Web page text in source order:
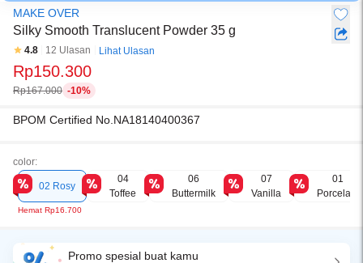
MAKE OVER
Silky Smooth Translucent Powder 35 g
4.8 12 Ulasan Lihat Ulasan
Rp150.300
Rp167.000 -10%
BPOM Certified No. NA18140400367
color:
02 Rosy
Hemat Rp16.700
04
Toffee
06
Buttermilk
07
Vanilla
01
Porcelain
Promo spesial buat kamu